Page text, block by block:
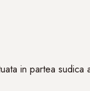
in partea